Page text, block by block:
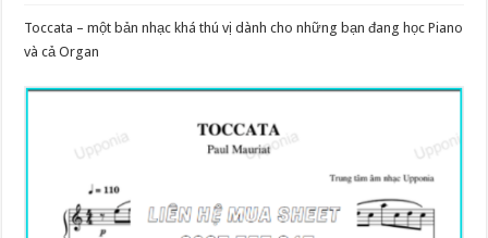
Toccata – một bản nhạc khá thú vị dành cho những bạn đang học Piano
và cả Organ